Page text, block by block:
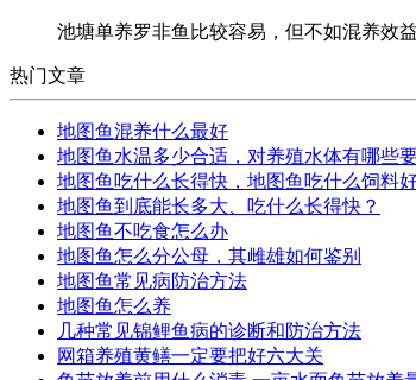
池塘单养罗非鱼比较容易，但不如混养效
热门文章
地图鱼混养什么最好
地图鱼水温多少合适，对养殖水体有哪些
地图鱼吃什么长得快，地图鱼吃什么饲料
地图鱼到底能长多大、吃什么长得快？
地图鱼不吃食怎么办
地图鱼怎么分公母，其雌雄如何鉴别
地图鱼常见病防治方法
地图鱼怎么养
几种常见锦鲤鱼病的诊断和防治方法
网箱养殖黄鳝一定要把好六大关